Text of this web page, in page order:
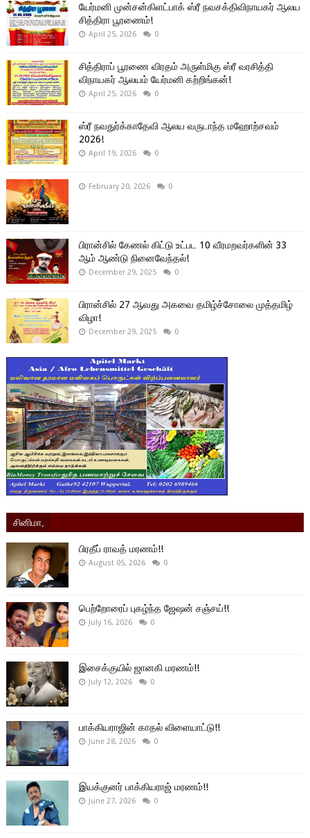
யேர்மனி முன்சன்கிளட்பாக் ஸ்ரீ நவசக்திவிநாயகர் ஆலய
சித்திரா பூரணைம்!
April 25, 2026 0
சித்திராப் பூரணை விரதம் அருள்மிகு ஸ்ரீ வரசித்தி
விநாயகர் ஆலயம் யேர்மனி கற்றிங்கன்!
April 25, 2026 0
ஸ்ரீ நவதுர்க்காதேவி ஆலய வருடாந்த மஹோற்சவம்
2026!
April 19, 2026 0
February 20, 2026 0
பிரான்சில் கேணல் கிட்டு உட்பட 10 வீரமறவர்களின் 33
ஆம் ஆண்டு நினைவேந்தல்!
December 29, 2025 0
பிரான்சில் 27 ஆவது அகவை தமிழ்ச்சோலை முத்தமிழ்
விழா!
December 29, 2025 0
சினிமா,
பிரதீப் ராவத் மரணம்!!
August 05, 2026 0
பெற்றோரைப் புகழ்ந்த ஜேஷன் சஞ்சய்!!
July 16, 2026 0
இசைக்குயில் ஜானகி மரணம்!!
July 12, 2026 0
பாக்கியராஜின் காதல் விளையாட்டு!!
June 28, 2026 0
இயக்குனர் பாக்கியராஜ் மரணம்!!
June 27, 2026 0